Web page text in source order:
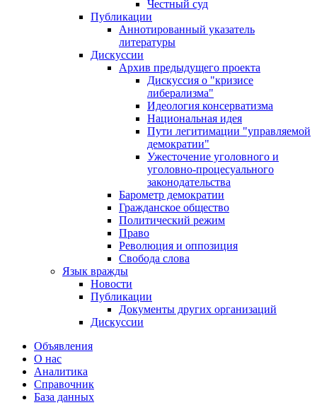
Честный суд
Публикации
Аннотированный указатель
литературы
Дискуссии
Архив предыдущего проекта
Дискуссия о "кризисе
либерализма"
Идеология консерватизма
Национальная идея
Пути легитимации "управляемой
демократии"
Ужесточение уголовного и
уголовно-процесуального
законодательства
Барометр демократии
Гражданское общество
Политический режим
Право
Революция и оппозиция
Свобода слова
Язык вражды
Новости
Публикации
Документы других организаций
Дискуссии
Объявления
О нас
Аналитика
Справочник
База данных